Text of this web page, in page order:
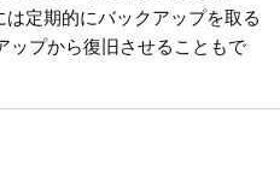
は定期的にバックアップを取る
ップから復旧させることもで